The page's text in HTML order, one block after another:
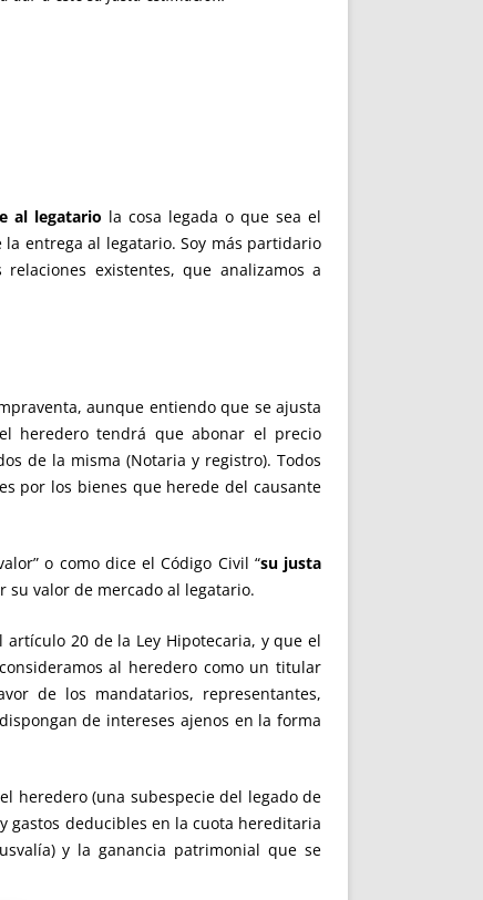
al legatario la cosa legada o que sea el
entrega al legatario. Soy más partidario
existentes, que analizamos a
aunque entiendo que se ajusta
heredero tendrá que abonar el precio
de la misma (Notaria y registro). Todos
por los bienes que herede del causante
o como dice el Código Civil “su justa
su valor de mercado al legatario.
artículo 20 de la Ley Hipotecaria, y que el
al heredero como un titular
de los mandatarios, representantes,
de intereses ajenos en la forma
heredero (una subespecie del legado de
gastos deducibles en la cuota hereditaria
y la ganancia patrimonial que se